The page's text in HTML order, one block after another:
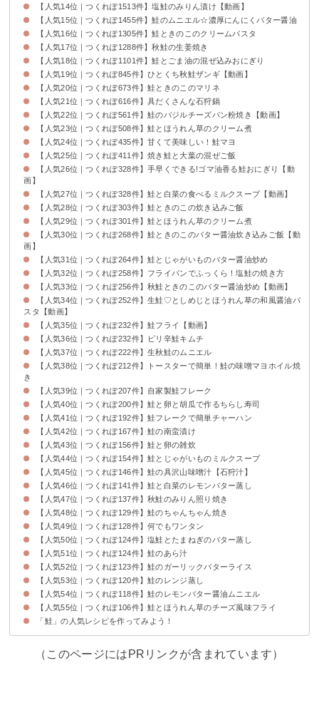
【人気14位｜つくれぽ1513件】塩鮭のみりん漬け【動画】
【人気15位｜つくれぽ1455件】鮭のムニエル☆濃厚にんにくバター醤油
【人気16位｜つくれぽ1305件】鮭ときのこのクリームパスタ
【人気17位｜つくれぽ1288件】秋鮭の生姜焼き
【人気18位｜つくれぽ1101件】鮭とごま油の混ぜ込みおにぎり
【人気19位｜つくれぽ845件】ひとくち秋鮭ザンギ【動画】
【人気20位｜つくれぽ673件】鮭ときのこのマリネ
【人気21位｜つくれぽ616件】具だくさんな石狩鍋
【人気22位｜つくれぽ561件】鮭のバジルチーズパン粉焼き【動画】
【人気23位｜つくれぽ508件】鮭とほうれん草のクリーム煮
【人気24位｜つくれぽ435件】甘くて美味しい！鮭マヨ
【人気25位｜つくれぽ411件】焼き鮭と大葉の混ぜご飯
【人気26位｜つくれぽ328件】手早くできる!ゴマ油香る鮭おにぎり【動
画】
【人気27位｜つくれぽ328件】鮭と白菜の食べるミルクスープ【動画】
【人気28位｜つくれぽ303件】鮭ときのこの炊き込みご飯
【人気29位｜つくれぽ301件】鮭とほうれん草のクリーム煮
【人気30位｜つくれぽ268件】鮭ときのこのバター醤油炊き込みご飯【動
画】
【人気31位｜つくれぽ264件】鮭とじゃがいものバター醤油炒め
【人気32位｜つくれぽ258件】フライパンでふっくら！塩鮭の焼き方
【人気33位｜つくれぽ256件】秋鮭ときのこのバター醤油炒め【動画】
【人気34位｜つくれぽ252件】生鮭♡としめじとほうれん草の和風醤油パ
スタ【動画】
【人気35位｜つくれぽ232件】鮭フライ【動画】
【人気36位｜つくれぽ232件】ピリ辛鮭キムチ
【人気37位｜つくれぽ222件】生秋鮭のムニエル
【人気38位｜つくれぽ212件】トースターで簡単！鮭の味噌マヨホイル焼
き
【人気39位｜つくれぽ207件】自家製鮭フレーク
【人気40位｜つくれぽ200件】鮭と卵と胡瓜で作るちらし寿司
【人気41位｜つくれぽ192件】鮭フレークで簡単チャーハン
【人気42位｜つくれぽ167件】鮭の南蛮漬け
【人気43位｜つくれぽ156件】鮭と卵の雑炊
【人気44位｜つくれぽ154件】鮭とじゃがいものミルクスープ
【人気45位｜つくれぽ146件】鮭の具沢山味噌汁【石狩汁】
【人気46位｜つくれぽ141件】鮭と白菜のレモンバター蒸し
【人気47位｜つくれぽ137件】秋鮭のみりん照り焼き
【人気48位｜つくれぽ129件】鮭のちゃんちゃん焼き
【人気49位｜つくれぽ128件】何でもワンタン
【人気50位｜つくれぽ124件】塩鮭とたまねぎのバター蒸し
【人気51位｜つくれぽ124件】鮭のあら汁
【人気52位｜つくれぽ123件】鮭のガーリックバターライス
【人気53位｜つくれぽ120件】鮭のレンジ蒸し
【人気54位｜つくれぽ118件】鮭のレモンバター醤油ムニエル
【人気55位｜つくれぽ106件】鮭とほうれん草のチーズ風味フライ
「鮭」の人気レシピを作ってみよう！
（このページにはPRリンクが含まれています）